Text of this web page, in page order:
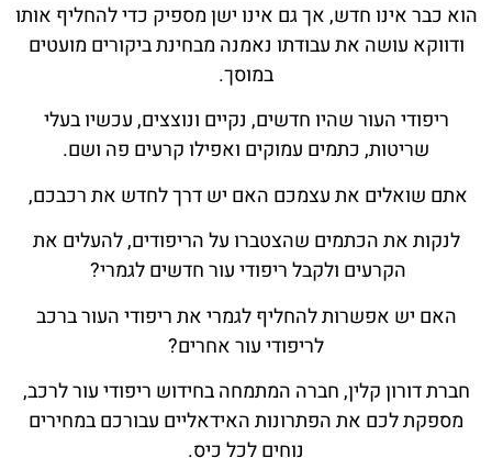
הוא כבר אינו חדש, אך גם אינו ישן מספיק כדי להחליף אותו
ודווקא עושה את עבודתו נאמנה מבחינת ביקורים מועטים
במוסך.
ריפודי העור שהיו חדשים, נקיים ונוצצים, עכשיו בעלי
שריטות, כתמים עמוקים ואפילו קרעים פה ושם.
אתם שואלים את עצמכם האם יש דרך לחדש את רכבכם,
לנקות את הכתמים שהצטברו על הריפודים, להעלים את
הקרעים ולקבל ריפודי עור חדשים לגמרי?
האם יש אפשרות להחליף לגמרי את ריפודי העור ברכב
לריפודי עור אחרים?
חברת דורון קלין, חברה המתמחה בחידוש ריפודי עור לרכב,
מספקת לכם את הפתרונות האידאליים עבורכם במחירים
נוחים לכל כיס.